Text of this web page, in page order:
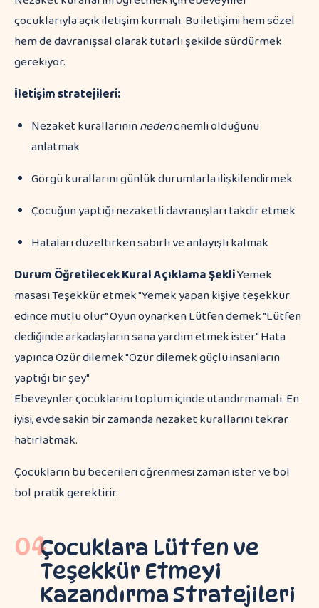
çocuklarıyla açık iletişim kurmalı. Bu iletişimi hem sözel
hem de davranışsal olarak tutarlı şekilde sürdürmek
gerekiyor.
İletişim stratejileri:
Nezaket kurallarınınnedenönemli olduğunu
anlatmak
Görgü kurallarını günlük durumlarla ilişkilendirmek
Çocuğun yaptığı nezaketli davranışları takdir etmek
Hataları düzeltirken sabırlı ve anlayışlı kalmak
DurumÖğretilecek KuralAçıklama ŞekliYemek
masası Teşekkür etmek "Yemek yapan kişiye teşekkür
edince mutlu olur" Oyun oynarken Lütfen demek "Lütfen
dediğinde arkadaşların sana yardım etmek ister" Hata
yapınca Özür dilemek "Özür dilemek güçlü insanların
yaptığı bir şey"
Ebeveynler çocuklarını toplum içinde utandırmamalı. En
iyisi, evde sakin bir zamanda nezaket kurallarını tekrar
hatırlatmak.
Çocukların bu becerileri öğrenmesi zaman ister ve bol
bol pratik gerektirir.
04Çocuklara Lütfen ve
Teşekkür Etmeyi
Kazandırma Stratejileri